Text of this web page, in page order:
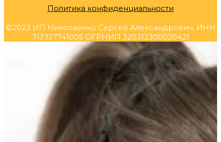
Политика конфиденциальности
©2023 ИП Николаенко Сергей Александрович, ИНН
312327741005 ОГРНИП 320312300020421